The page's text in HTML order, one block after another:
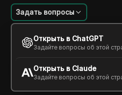
Задать вопросы
Открыть в ChatGPT
Задайте вопросы об этой
Открыть в Claude
Задайте вопросы об этой
William Davis
05 июня 2026 8
минут
Copy Link